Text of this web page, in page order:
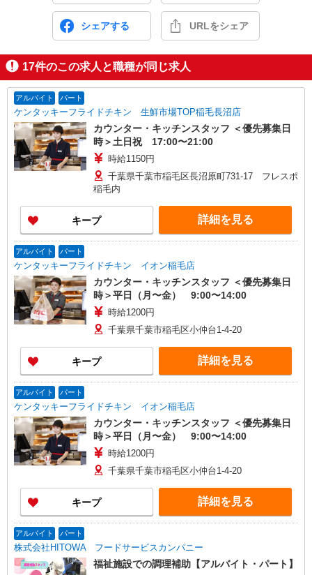
シェアする URLをシェア
17件のこの求人と職種が同じ求人
アルバイト パート
ケンタッキーフライドチキン 生鮮市場TOP稲毛長沼店
カウンター・キッチンスタッフ ＜優先募集日
時＞土日祝 17:00〜21:00
時給1150円
千葉県千葉市稲毛区長沼原町731-17 フレスポ
稲毛内
キープ 詳細を見る
アルバイト パート
ケンタッキーフライドチキン イオン稲毛店
カウンター・キッチンスタッフ ＜優先募集日
時＞平日（月〜金） 9:00〜14:00
時給1200円
千葉県千葉市稲毛区小仲台1-4-20
キープ 詳細を見る
アルバイト パート
ケンタッキーフライドチキン イオン稲毛店
カウンター・キッチンスタッフ ＜優先募集日
時＞平日（月〜金） 9:00〜14:00
時給1200円
千葉県千葉市稲毛区小仲台1-4-20
キープ 詳細を見る
アルバイト パート
株式会社HITOWA フードサービスカンパニー
福祉施設での調理補助【アルバイト・パート】